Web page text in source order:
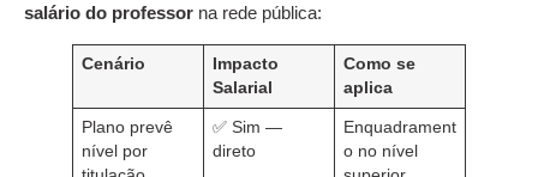
salário do professor na rede pública:
Cenário
Impacto
Salarial
Como se
aplica
Plano prevê
nível por
✅ Sim —
direto
Enquadrament
o no nível